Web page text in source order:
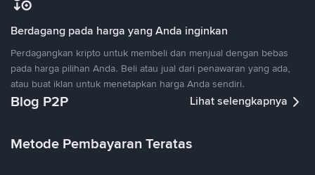
Berdagang pada harga yang Anda inginkan
Perdagangkan kripto untuk membeli dan menjual dengan bebas
pada harga pilihan Anda. Beli atau jual dari penawaran yang ada,
atau buat iklan untuk menetapkan harga Anda sendiri.
Blog P2P Lihat selengkapnya
Metode Pembayaran Teratas